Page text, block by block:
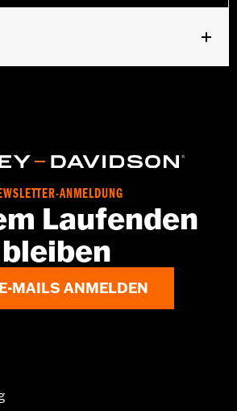
ANMELDUNG
Laufenden
bleiben
MAILS ANMELDEN